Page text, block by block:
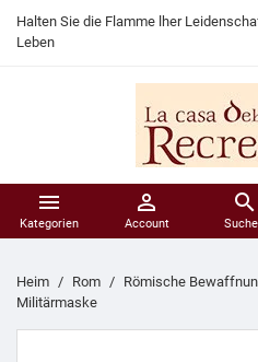
Halten Sie die Flamme lher
Leben

Kategorien

Account

Heim Rom Römische
Militärmaske